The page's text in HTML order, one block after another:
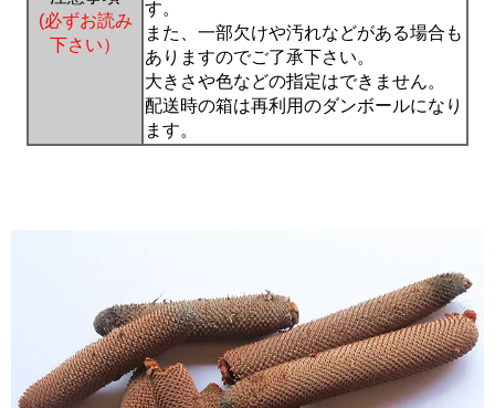
(必ずお読み
下さい）
す。
また、一部欠けや汚れなどがある場合も
ありますのでご了承下さい。
大きさや色などの指定はできません。
配送時の箱は再利用のダンボールになり
ます。